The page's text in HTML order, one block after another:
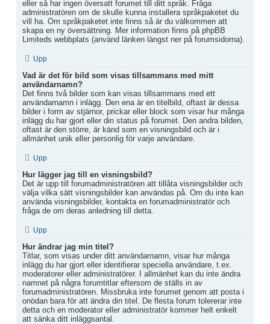
eller så har ingen översatt forumet till ditt språk. Fråga
administratören om de skulle kunna installera språkpaketet du
vill ha. Om språkpaketet inte finns så är du välkommen att
skapa en ny översättning. Mer information finns på phpBB
Limiteds webbplats (använd länken längst ner på forumsidorna).
Upp
Vad är det för bild som visas tillsammans med mitt
användarnamn?
Det finns två bilder som kan visas tillsammans med ett
användarnamn i inlägg. Den ena är en titelbild, oftast är dessa
bilder i form av stjärnor, prickar eller block som visar hur många
inlägg du har gjort eller din status på forumet. Den andra bilden,
oftast är den större, är känd som en visningsbild och är i
allmänhet unik eller personlig för varje användare.
Upp
Hur lägger jag till en visningsbild?
Det är upp till forumadministratören att tillåta visningsbilder och
välja vilka sätt visningsbilder kan användas på. Om du inte kan
använda visningsbilder, kontakta en forumadministratör och
fråga de om deras anledning till detta.
Upp
Hur ändrar jag min titel?
Titlar, som visas under ditt användarnamn, visar hur många
inlägg du har gjort eller identifierar speciella användare, t.ex.
moderatorer eller administratörer. I allmänhet kan du inte ändra
namnet på några forumtitlar eftersom de ställs in av
forumadministratören. Missbruka inte forumet genom att posta i
onödan bara för att ändra din titel. De flesta forum tolererar inte
detta och en moderator eller administratör kommer helt enkelt
att sänka ditt inläggsantal.